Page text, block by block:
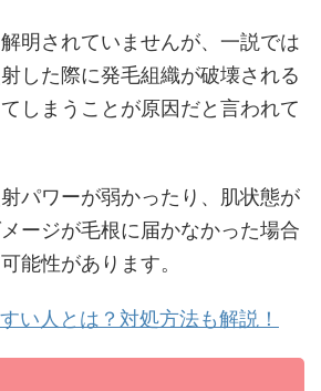
明されていませんが、一説では
した際に発毛組織が破壊される
しまうことが原因だと言われて
パワーが弱かったり、肌状態が
ージが毛根に届かなかった場合
能性があります。
い人とは？対処方法も解説！